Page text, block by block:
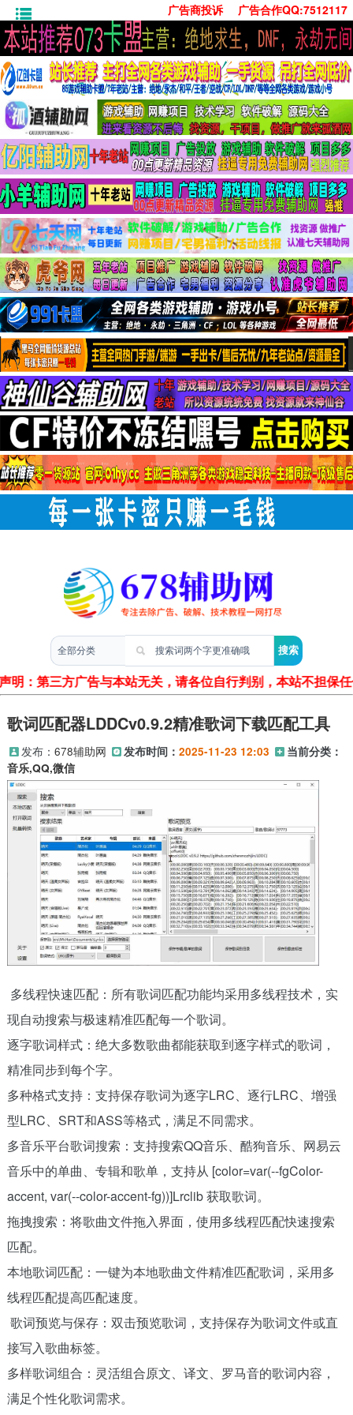
广告商投诉 广告合作QQ:7512117
首页
技术学习
安卓绿化
单机游戏
社交娱乐
系统工具
活动线报
常用办公
源码收集
值得一看
两性情感
明：第三方广告与本站无关，请各位自行判别，本站不担保
歌词匹配器LDDCv0.9.2精准歌词下载匹配工具
发布： 678辅助网 发布时间： 2025-11-23 12:03
当前分类：
音乐,QQ,微信
多线程快速匹配：所有歌词匹配功能均采用多线程技术，实
现自动搜索与极速精准匹配每一个歌词。
逐字歌词样式：绝大多数歌曲都能获取到逐字样式的歌词，
精准同步到每个字。
多种格式支持：支持保存歌词为逐字LRC、逐行LRC、增强
型LRC、SRT和ASS等格式，满足不同需求。
多音乐平台歌词搜索：支持搜索QQ音乐、酷狗音乐、网易云
音乐中的单曲、专辑和歌单，支持从 [color=var(--fgColor-
accent, var(--color-accent-fg))]Lrclib 获取歌词。
拖拽搜索：将歌曲文件拖入界面，使用多线程匹配快速搜索
匹配。
本地歌词匹配：一键为本地歌曲文件精准匹配歌词，采用多
线程匹配提高匹配速度。
歌词预览与保存：双击预览歌词，支持保存为歌词文件或直
接写入歌曲标签。
多样歌词组合：灵活组合原文、译文、罗马音的歌词内容，
满足个性化歌词需求。